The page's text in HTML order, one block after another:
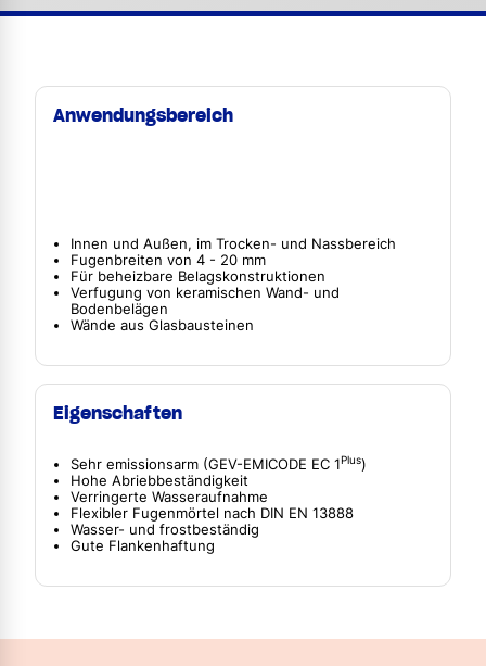
Anwendungsbereich
Innen und Außen, im Trocken- und Nassbereich
Fugenbreiten von 4 - 20 mm
Für beheizbare Belagskonstruktionen
Verfugung von keramischen Wand- und
Bodenbelägen
Wände aus Glasbausteinen
Eigenschaften
Sehr emissionsarm (GEV-EMICODE EC 1Plus)
Hohe Abriebbeständigkeit
Verringerte Wasseraufnahme
Flexibler Fugenmörtel nach DIN EN 13888
Wasser- und frostbeständig
Gute Flankenhaftung